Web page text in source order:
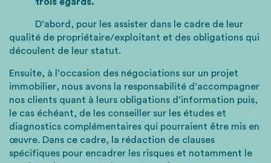
D’abord, pour les assister dans le cadre de leur
qualité de propriétaire/exploitant et des obligations qui
découlent de leur statut.
Ensuite, à l’occasion des négociations sur un projet
immobilier, nous avons la responsabilité d’accompagner
nos clients quant à leurs obligations d’information puis,
le cas échéant, de les conseiller sur les études et
diagnostics complémentaires qui pourraient être mis en
œuvre. Dans ce cadre, la rédaction de clauses
spécifiques pour encadrer les risques et notamment le